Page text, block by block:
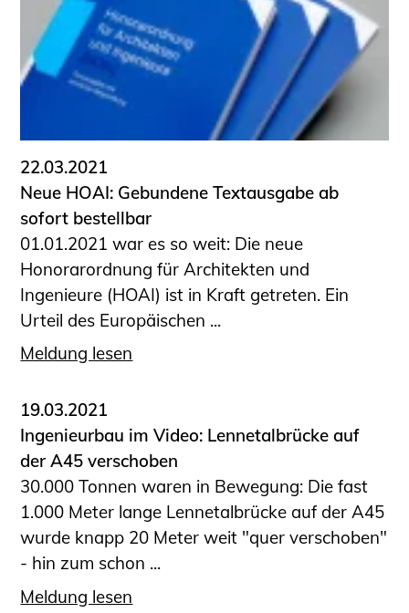
22.03.2021
Neue HOAI: Gebundene Textausgabe ab
sofort bestellbar
01.01.2021 war es so weit: Die neue
Honorarordnung für Architekten und
Ingenieure (HOAI) ist in Kraft getreten. Ein
Urteil des Europäischen ...
Meldung lesen
19.03.2021
Ingenieurbau im Video: Lennetalbrücke auf
der A45 verschoben
30.000 Tonnen waren in Bewegung: Die fast
1.000 Meter lange Lennetalbrücke auf der A45
wurde knapp 20 Meter weit "quer verschoben"
- hin zum schon ...
Meldung lesen